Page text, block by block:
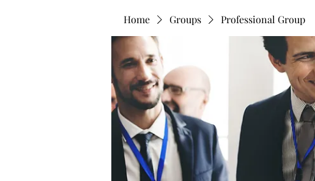
Home Groups Professional Group